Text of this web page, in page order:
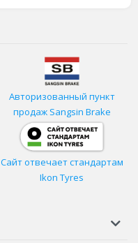
Авторизованный пункт
продаж Sangsin Brake
Сайт отвечает стандартам
Ikon Tyres